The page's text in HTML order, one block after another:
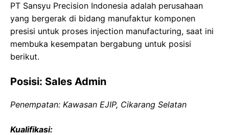
PT Sansyu Precision Indonesia adalah perusahaan
yang bergerak di bidang manufaktur komponen
presisi untuk proses injection manufacturing, saat ini
membuka kesempatan bergabung untuk posisi
berikut.
Posisi: Sales Admin
Penempatan: Kawasan EJIP, Cikarang Selatan
Kualifikasi: